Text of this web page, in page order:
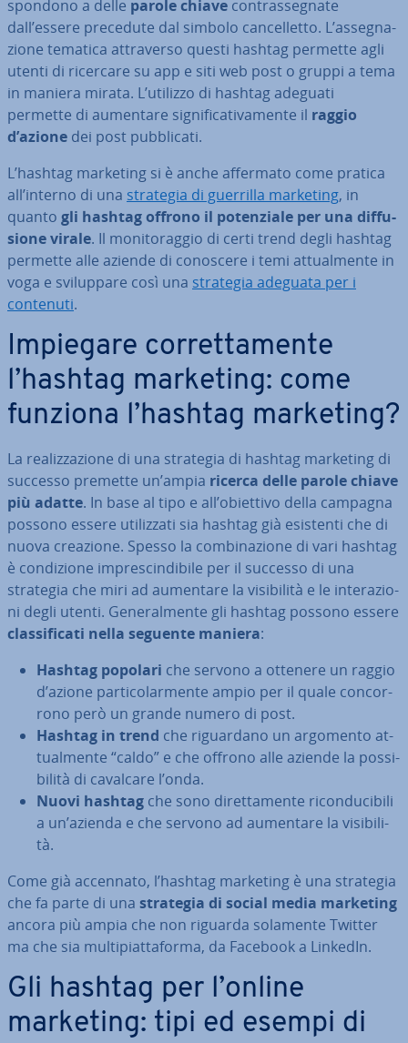
spon­do­no a delle parole chiave con­tras­se­gna­te
dall’essere precedute dal simbolo can­cel­let­to. L’as­se­gna­
zio­ne tematica at­tra­ver­so questi hashtag permette agli
utenti di ricercare su app e siti web post o gruppi a tema
in maniera mirata. L’utilizzo di hashtag adeguati
permette di aumentare si­gni­fi­ca­ti­va­men­te il raggio
d’azione dei post pub­bli­ca­ti.
L’hashtag marketing si è anche affermato come pratica
all’interno di una strategia di guerrilla marketing, in
quanto gli hashtag offrono il po­ten­zia­le per una dif­fu­
sio­ne virale. Il mo­ni­to­rag­gio di certi trend degli hashtag
permette alle aziende di conoscere i temi at­tual­men­te in
voga e svi­lup­pa­re così una strategia adeguata per i
contenuti.
Impiegare cor­ret­ta­men­te
l’hashtag marketing: come
funziona l’hashtag marketing?
La rea­liz­za­zio­ne di una strategia di hashtag marketing di
successo premette un’ampia ricerca delle parole chiave
più adatte. In base al tipo e all’obiettivo della campagna
possono essere uti­liz­za­ti sia hashtag già esistenti che di
nuova creazione. Spesso la com­bi­na­zio­ne di vari hashtag
è con­di­zio­ne im­pre­scin­di­bi­le per il successo di una
strategia che miri ad aumentare la vi­si­bi­li­tà e le in­te­ra­zio­
ni degli utenti. Ge­ne­ral­men­te gli hashtag possono essere
clas­si­fi­ca­ti nella seguente maniera:
Hashtag popolari che servono a ottenere un raggio
d’azione par­ti­co­lar­men­te ampio per il quale con­cor­
ro­no però un grande numero di post.
Hashtag in trend che ri­guar­da­no un argomento at­
tual­men­te “caldo” e che offrono alle aziende la pos­si­
bi­li­tà di cavalcare l’onda.
Nuovi hashtag che sono di­ret­ta­men­te ri­con­du­ci­bi­li
a un’azienda e che servono ad aumentare la vi­si­bi­li­
tà.
Come già accennato, l’hashtag marketing è una strategia
che fa parte di una strategia di social media marketing
ancora più ampia che non riguarda solamente Twitter
ma che sia mul­ti­piat­ta­for­ma, da Facebook a LinkedIn.
Gli hashtag per l’online
marketing: tipi ed esempi di